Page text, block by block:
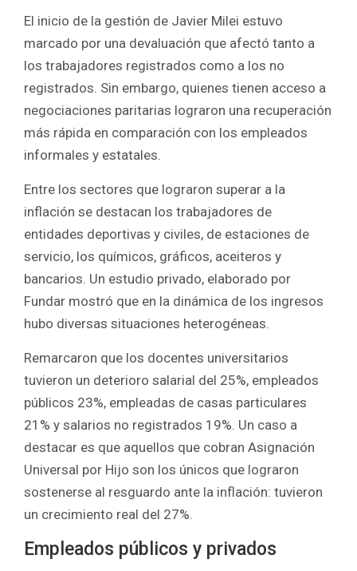
ce
b
o
o
k
tt
er
at
s
A
p
p
ar
e
El inicio de la gestión de Javier Milei estuvo
marcado por una devaluación que afectó tanto a
los trabajadores registrados como a los no
registrados. Sin embargo, quienes tienen acceso a
negociaciones paritarias lograron una recuperación
más rápida en comparación con los empleados
informales y estatales.
Entre los sectores que lograron superar a la
inflación se destacan los trabajadores de
entidades deportivas y civiles, de estaciones de
servicio, los químicos, gráficos, aceiteros y
bancarios. Un estudio privado, elaborado por
Fundar mostró que en la dinámica de los ingresos
hubo diversas situaciones heterogéneas.
Remarcaron que los docentes universitarios
tuvieron un deterioro salarial del 25%, empleados
públicos 23%, empleadas de casas particulares
21% y salarios no registrados 19%. Un caso a
destacar es que aquellos que cobran Asignación
Universal por Hijo son los únicos que lograron
sostenerse al resguardo ante la inflación: tuvieron
un crecimiento real del 27%.
Empleados públicos y privados